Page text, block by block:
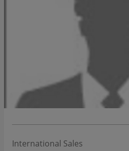
International Sales